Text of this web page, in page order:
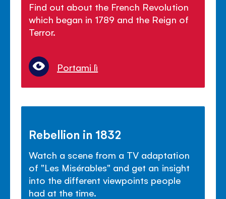
Find out about the French Revolution
which began in 1789 and the Reign of
Terror.
Portami lì
Rebellion in 1832
Watch a scene from a TV adaptation
of "Les Misérables" and get an insight
into the different viewpoints people
had at the time.